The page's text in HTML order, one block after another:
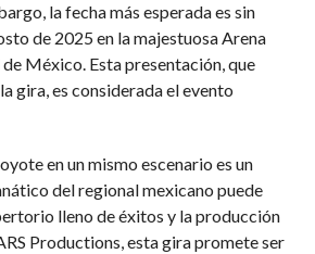
la fecha más esperada es sin
de 2025 en la majestuosa Arena
México. Esta presentación, que
gira, es considerada el evento
en un mismo escenario es un
del regional mexicano puede
lleno de éxitos y la producción
Productions, esta gira promete ser